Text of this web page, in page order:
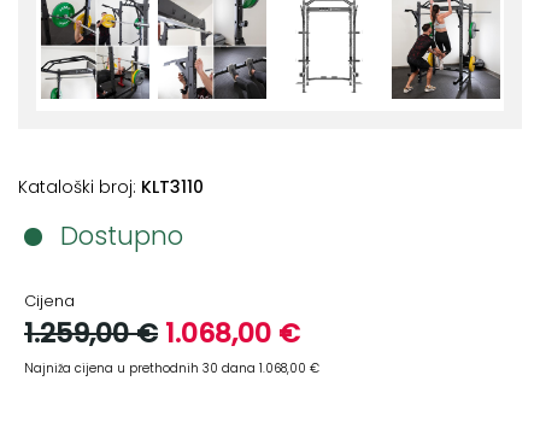
Aerobik,
Pilates,
Joga
sportovi
Oporavak
Kataloški broj: KLT3110
Dostupno
Cijena
1.259,00 € 1.068,00 €
Najniža cijena u prethodnih 30 dana 1.068,00 €